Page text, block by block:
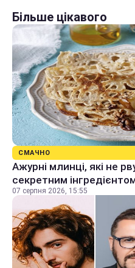
Більше цікавого
СМАЧНО
Ажурні млинці, які не
секретним
07 серпня 2026, 15:55